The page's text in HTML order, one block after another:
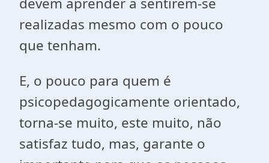
realizadas mesmo com o pouco
que tenham.
E, o pouco para quem é
psicopedagogicamente orientado,
torna-se muito, este muito, não
satisfaz tudo, mas, garante o